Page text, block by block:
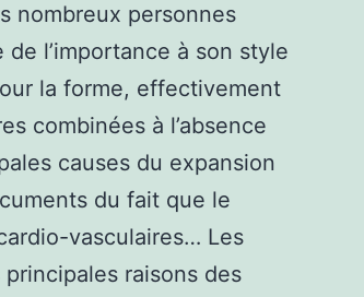
nombreux personnes
l’importance à son style
la forme, effectivement
combinées à l’absence
causes du expansion
du fait que le
vasculaires… Les
raisons des